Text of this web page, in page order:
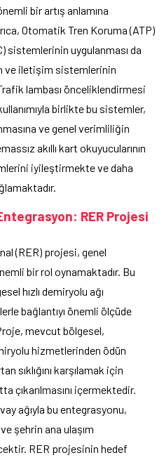
bir artış anlamına
Otomatik Tren Koruma (ATP)
sistemlerinin uygulanması da
ve iletişim sistemlerinin
lambası önceliklendirmesi
birlikte bu sistemler,
ve genel verimliliğin
akıllı kart okuyucularının
iyileştirmekte ve daha
RER Projesi
(RER) projesi, genel
bir rol oynamaktadır. Bu
hızlı demiryolu ağı
bağlantıyı önemli ölçüde
mevcut bölgesel,
hizmetlerinden ödün
sıklığını karşılamak için
çıkarılmasını içermektedir.
ağıyla bu entegrasyonu,
şehrin ana ulaşım
RER projesinin hedef